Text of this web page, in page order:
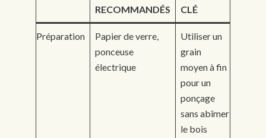
RECOMMANDÉS
CLÉ
Préparation
Papier de verre,
ponceuse
électrique
Utiliser un
grain
moyen à fin
pour un
ponçage
sans abîmer
le bois